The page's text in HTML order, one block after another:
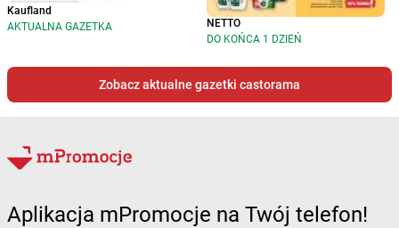
Kaufland
AKTUALNA GAZETKA
NETTO
DO KOŃCA 1 DZIEŃ
Zobacz aktualne gazetki castorama
Aplikacja mPromocje na Twój telefon!